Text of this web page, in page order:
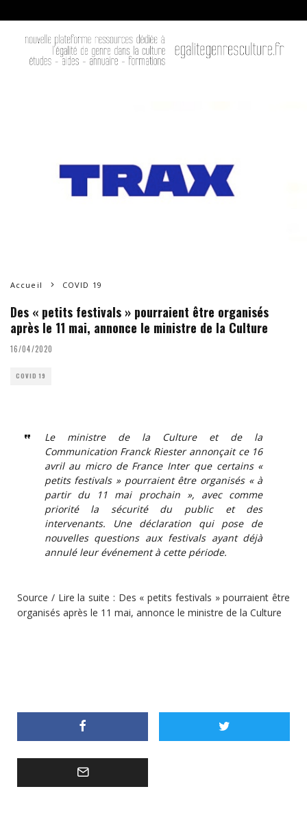
Accueil COVID 19
Des « petits festivals » pourraient être organisés
après le 11 mai, annonce le ministre de la Culture
16/04/2020
COVID 19
Le ministre de la Culture et de la
Communication Franck Riester annonçait ce 16
avril au micro de France Inter que certains «
petits festivals » pourraient être organisés « à
partir du 11 mai prochain », avec comme
priorité la sécurité du public et des
intervenants. Une déclaration qui pose de
nouvelles questions aux festivals ayant déjà
annulé leur événement à cette période.
Source / Lire la suite : Des « petits festivals » pourraient être
organisés après le 11 mai, annonce le ministre de la Culture